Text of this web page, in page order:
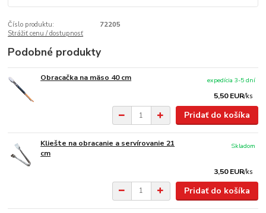
Číslo produktu:
72205
Strážiť cenu / dostupnosť
Podobné produkty
Obracačka na mäso 40 cm
5,50 EUR/ks
expedícia 3-5 dní
Pridať do košíka
Kliešte na obracanie a servírovanie 21
cm
3,50 EUR/ks
Skladom
Pridať do košíka